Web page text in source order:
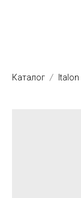
Каталог Italon